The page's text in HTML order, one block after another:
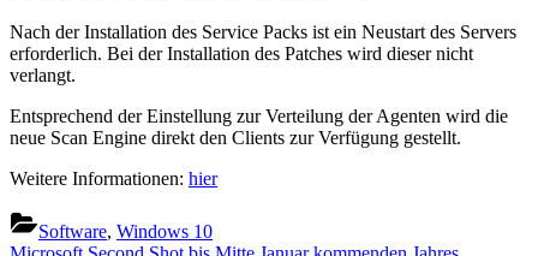
Nach der Installation des Service Packs ist ein Neustart des Servers
erforderlich. Bei der Installation des Patches wird dieser nicht
verlangt.
Entsprechend der Einstellung zur Verteilung der Agenten wird die
neue Scan Engine direkt den Clients zur Verfügung gestellt.
Weitere Informationen: hier
Software, Windows 10
Previous